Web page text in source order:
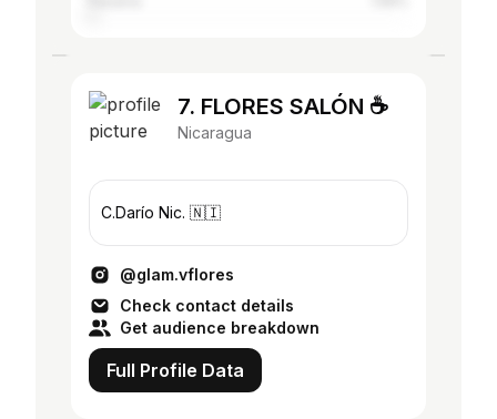
7. FLORES SALÓN ☕️
Nicaragua
C.Darío Nic. 🇳🇮
@glam.vflores
Check contact details
Get audience breakdown
Full Profile Data